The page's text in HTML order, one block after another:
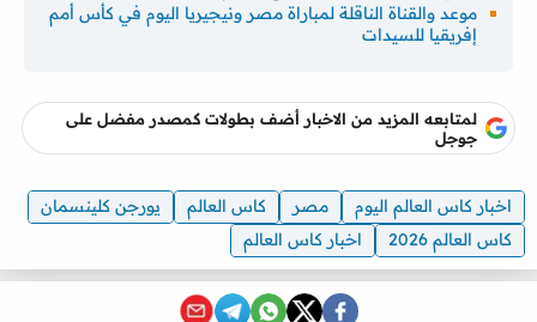
موعد والقناة الناقلة لمباراة مصر ونيجيريا اليوم في كأس أمم
إفريقيا للسيدات
لمتابعه المزيد من الاخبار أضف بطولات كمصدر مفضل على
جوجل
اخبار كاس العالم اليوم مصر كاس العالم
يورجن كلينسمان
كاس العالم 2026
اخبار كاس العالم